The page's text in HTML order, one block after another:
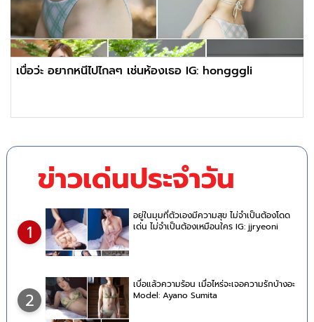
เบื่อว่ะ อยากหนีไปไกลๆ เช่นห้องเธอ IG: hongggli
ข่าวเด่นประจำวัน
1
อยู่ในมุมที่ตัวเองมีความสุข ไม่จำเป็นต้องโดด
เด่น ไม่จำเป็นต้องเหมือนใคร IG: jjryeoni
2
เบื่อแล้วความร้อน เมื่อไหร่จะเจอความรักบ้างอะ
Model: Ayano Sumita